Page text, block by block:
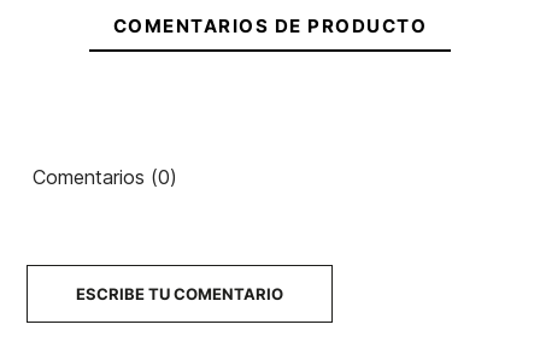
COMENTARIOS DE PRODUCTO
Comentarios (0)
ESCRIBE TU COMENTARIO